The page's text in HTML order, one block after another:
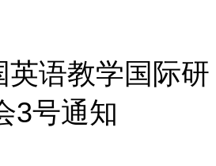
英语教学国际研
3号通知